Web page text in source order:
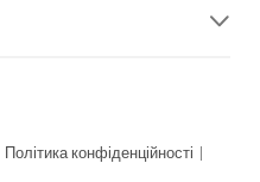
Політика конфіденційності